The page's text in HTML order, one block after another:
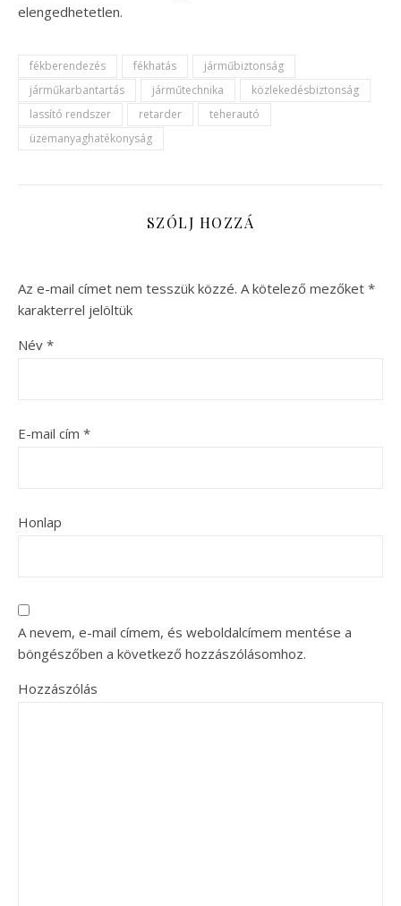
elengedhetetlen.
fékberendezés fékhatás
járműbiztonság
járműkarbantartás
járműtechnika
közlekedésbiztonság
lassító rendszer
retarder
teherautó
üzemanyaghatékonyság
SZÓLJ HOZZÁ
Az e-mail címet nem tesszük közzé. A kötelező mezőket *
karakterrel jelöltük
Név *
E-mail cím *
Honlap
A nevem, e-mail címem, és weboldalcímem mentése a
böngészőben a következő hozzászólásomhoz.
Hozzászólás